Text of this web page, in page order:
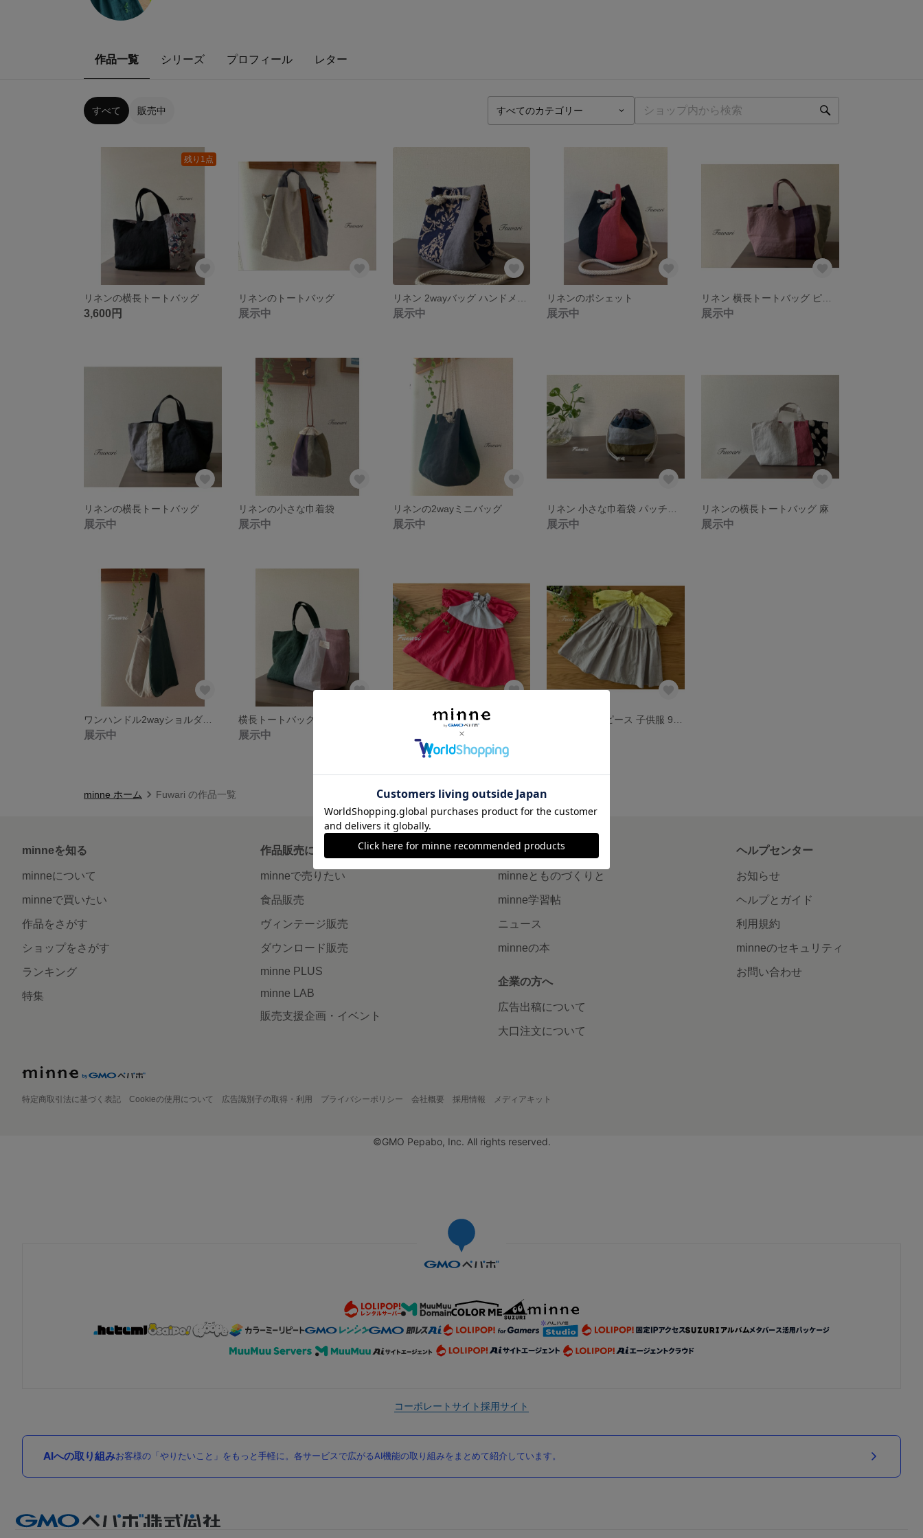
作品一覧 シリーズ プロフィール レター
すべて 販売中
残り1点
リネンの横長トートバッグ
3,600円
リネンのトートバッグ
展示中 展示中
リネンのポシェット
展示中 展示中
リネンの横長トートバッグ
展示中
リネンの小さな巾着袋
展示中
リネンの2wayミニバッグ
展示中 展示中
リネンの横長トートバッグ 麻
展示中
展示中 展示中
minne ホーム Fuwari の作品一覧
minneを知る
minneについて
minneで買いたい
作品をさがす
ショップをさがす
ランキング
特集
作品販売について
minneで売りたい
食品販売
ヴィンテージ販売
ダウンロード販売
minne PLUS
minne LAB
販売支援企画・イベント
読みもの
minneとものづくりと
minne学習帖
ニュース
minneの本
企業の方へ
広告出稿について
大口注文について
ヘルプセンター
お知らせ
ヘルプとガイド
利用規約
minneのセキュリティ
お問い合わせ
特定商取引法に基づく表記 Cookieの使用について 広告識別子の取得・利用 プライバシーポリシー 会社概要 採用情報 メディアキット
©GMO Pepabo, Inc. All rights reserved.
コーポレートサイト採用サイト
AIへの取り組みお客様の「やりたいこと」をもっと手軽に。各サービスで広がるAI機能の取り組みをまとめて紹介しています。